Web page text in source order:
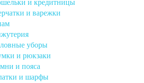
и кредитницы
и варежки
уборы
и рюкзаки
и пояса
и шарфы